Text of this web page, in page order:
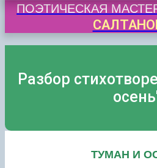
ПОЭТИЧЕСКАЯ
Разбор
ТУМАН И